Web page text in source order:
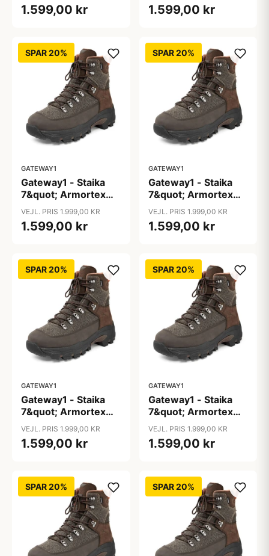
1.599,00 kr 1.599,00 kr
SPAR 20%
GATEWAY1
Gateway1 - Staika
7&quot; Armortex
Kevlar
VEJL. PRIS 1.999,00 KR
1.599,00 kr
SPAR 20%
GATEWAY1
Gateway1 - Staika
7&quot; Armortex
Kevlar
VEJL. PRIS 1.999,00 KR
1.599,00 kr
SPAR 20%
GATEWAY1
Gateway1 - Staika
7&quot; Armortex
Kevlar
VEJL. PRIS 1.999,00 KR
1.599,00 kr
SPAR 20%
GATEWAY1
Gateway1 - Staika
7&quot; Armortex
Kevlar
VEJL. PRIS 1.999,00 KR
1.599,00 kr
SPAR 20% SPAR 20%